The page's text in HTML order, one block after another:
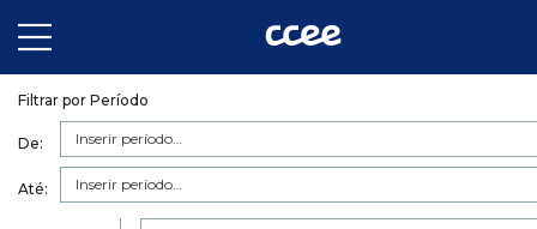
Filtrar por Período
De:
Até: